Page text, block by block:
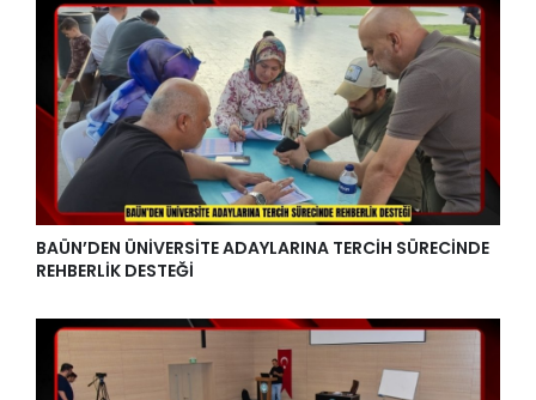
BAÜN’DEN ÜNİVERSİTE ADAYLARINA TERCİH SÜRECİNDE
REHBERLİK DESTEĞİ